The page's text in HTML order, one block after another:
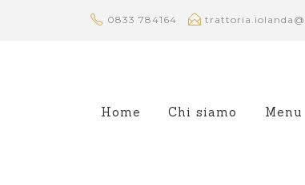
0833 784164
Home Chi siamo Menu